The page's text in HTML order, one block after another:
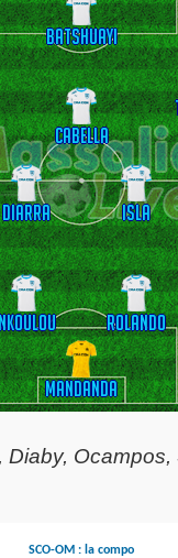
Mandanda
Rolando
Diarra Isla
Cabella
Batshuayi
Diaby,
SCO-OM : la compo